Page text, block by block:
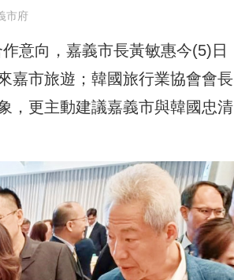
市府
意向，嘉義市長黃敏惠今(5)日
嘉市旅遊；韓國旅行業協會會長
，更主動建議嘉義市與韓國忠清